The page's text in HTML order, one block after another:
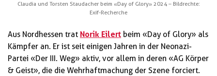
Claudia und Torsten Staudacher beim «Day of Glory» 2024 – Bildrechte:
Exif-Recherche
Aus Nordhessen trat Norik Eilert beim «Day of Glory» als
Kämpfer an. Er ist seit einigen Jahren in der Neonazi-
Partei «Der III. Weg» aktiv, vor allem in deren «AG Körper
& Geist», die die Wehrhaftmachung der Szene forciert.